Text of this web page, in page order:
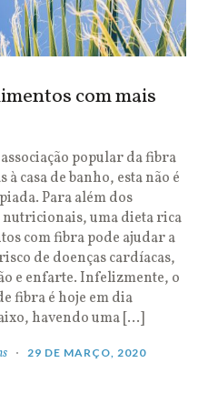
com mais
popular da fibra
à casa de banho, esta não é
Para além dos
uma dieta rica
com fibra pode ajudar a
de doenças cardíacas,
e enfarte. Infelizmente, o
fibra é hoje em dia
havendo uma […]
29 DE MARÇO, 2020